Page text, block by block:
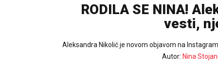
RODILA SE NINA!
vesti,
Aleksandra Nikolić je novom objavom na
Autor: Nina